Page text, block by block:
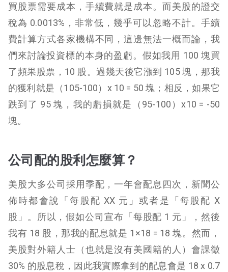
買股票需要成本，手續費就是成本。而美股的證交
稅為 0.0013%，非常低，幾乎可以忽略不計。手續
費計算方式各家機構不同，這邊無法一概而論，我
們來討論投資標的本身的盈虧。 假如我用 100 塊買
了頻果股票，10 股。過幾天後它漲到 105 塊，那我
的獲利就是（105-100）x 10 = 50 塊；相反，如果它
跌到了 95 塊，我的虧損就是（95-100）x10 = -50
塊。
公司配的股利怎麼算？
美股大多公司採用季配，一年會配息四次，新聞公
佈時都會說「每股配 XX 元」或者是「每股配 X
股」。所以，假如公司宣布「每股配 1 元」，然後
我有 18 股，那我的配息就是 1×18 = 18 塊。 然而，
美股對外籍人士（也就是沒有美國籍的人）會課徵
30% 的股息稅，因此我實際拿到的配息會是 18 x 0.7